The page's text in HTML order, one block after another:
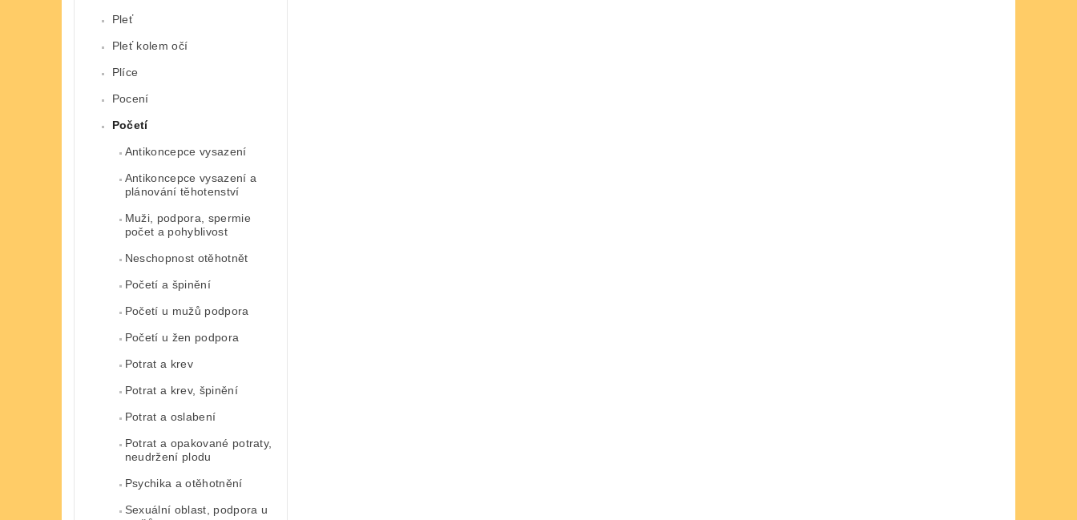
Pleť
Pleť kolem očí
Plíce
Pocení
Početí
Antikoncepce vysazení
Antikoncepce vysazení a
plánování těhotenství
Muži, podpora, spermie
počet a pohyblivost
Neschopnost otěhotnět
Početí a špinění
Početí u mužů podpora
Početí u žen podpora
Potrat a krev
Potrat a krev, špinění
Potrat a oslabení
Potrat a opakované potraty,
neudržení plodu
Psychika a otěhotnění
Sexuální oblast, podpora u